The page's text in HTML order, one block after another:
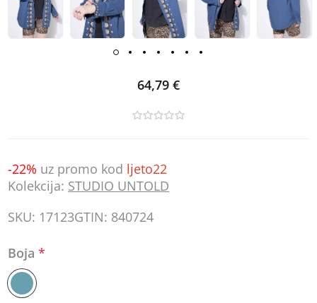
64,79 €
-22% uz promo kod ljeto22
Kolekcija: STUDIO UNTOLD
SKU: 17123GTIN: 840724
Boja*